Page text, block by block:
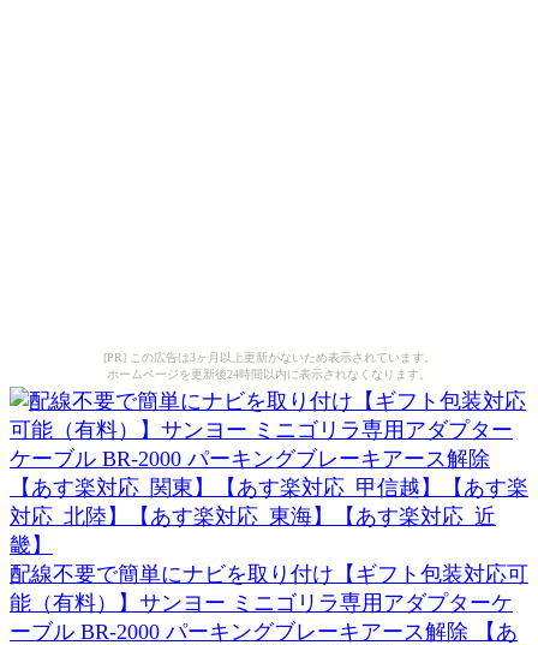
[PR] この広告は3ヶ月以上更新がないため表示されています。
ホームページを更新後24時間以内に表示されなくなります。
配線不要で簡単にナビを取り付け【ギフト包装対応可
能（有料）】サンヨー ミニゴリラ専用アダプターケ
ーブル BR-2000 パーキングブレーキアース解除 【あ